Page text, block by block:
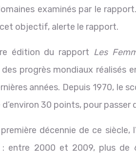
examinés par le
objectif, alerte le rapport.
édition du rapport Les
progrès mondiaux réalisés
années. Depuis 1970, le
30 points, pour passer
décennie de ce
: entre 2000 et 2009, plus